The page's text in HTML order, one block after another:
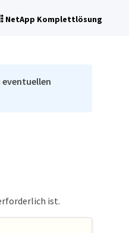
NetApp Komplettlösung
eventuellen
ist.